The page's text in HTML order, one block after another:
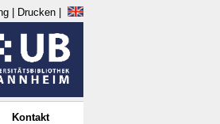
Drucken
Kontakt